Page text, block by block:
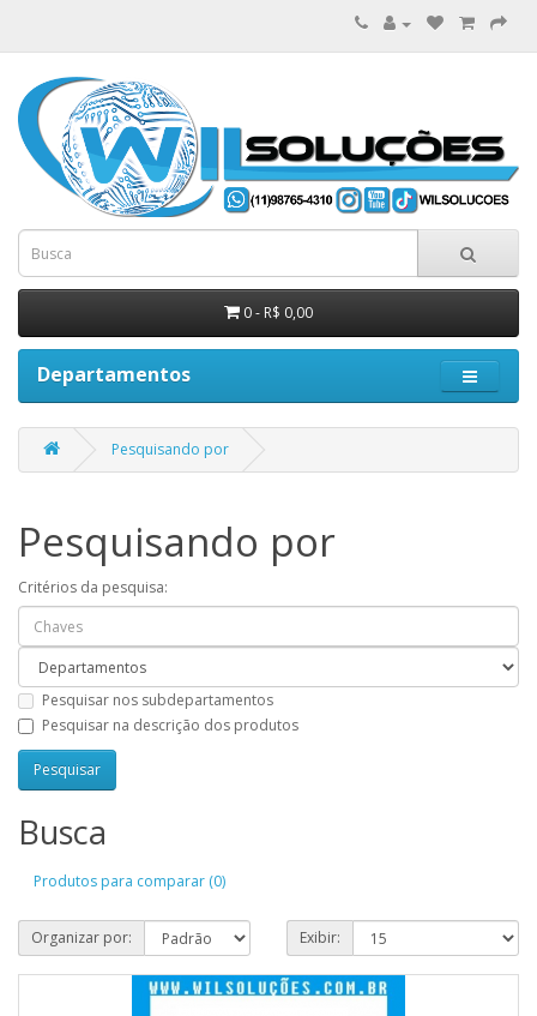
0 - R$ 0,00
Departamentos
Pesquisando por
Pesquisando por
Critérios da pesquisa:
Pesquisar nos subdepartamentos
Pesquisar na descrição dos produtos
Busca
Produtos para comparar (0)
Organizar por: Exibir: